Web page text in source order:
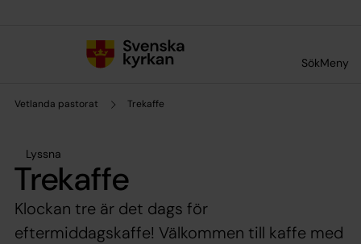
SökMeny
Vetlanda pastorat Trekaffe
Lyssna
Trekaffe
Klockan tre är det dags för
eftermiddagskaffe! Välkommen till kaffe med